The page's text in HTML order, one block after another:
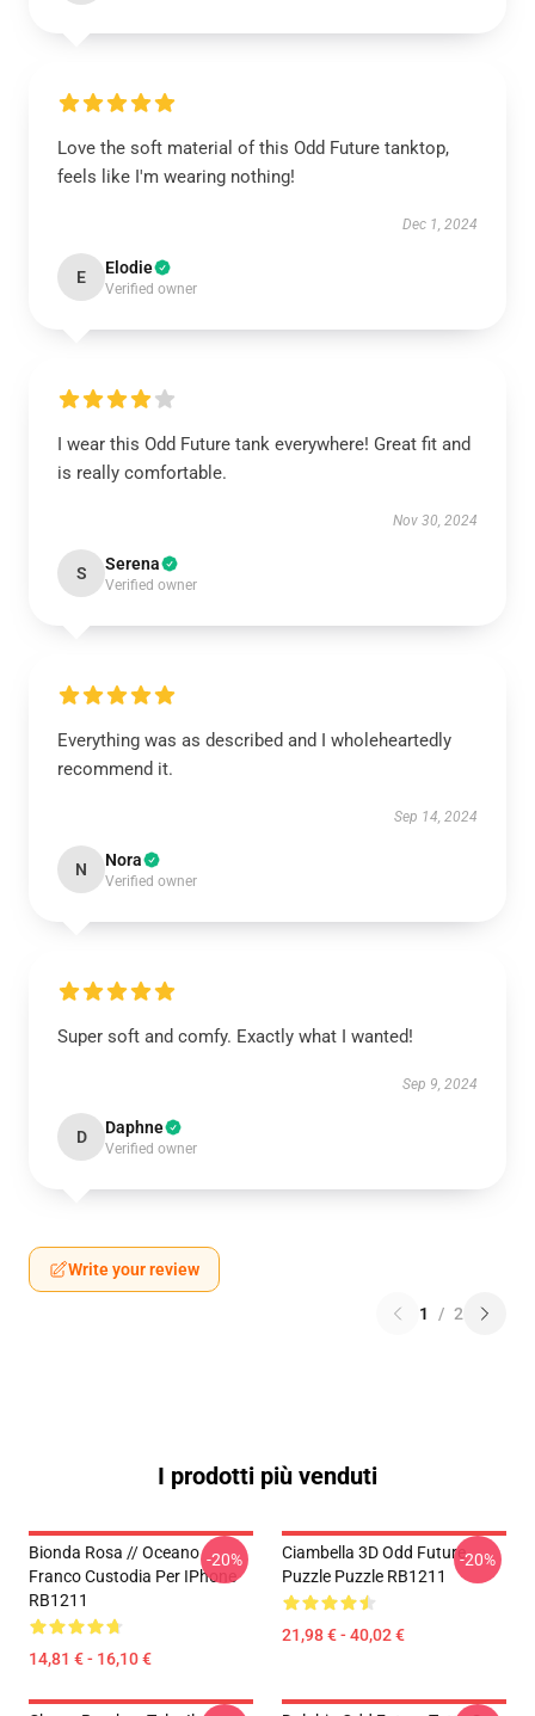
Love the soft material of this Odd Future tanktop,
feels like I'm wearing nothing!
Dec 1, 2024
E Elodie
Verified owner
I wear this Odd Future tank everywhere! Great fit and
is really comfortable.
Nov 30, 2024
S Serena
Verified owner
Everything was as described and I wholeheartedly
recommend it.
Sep 14, 2024
N Nora
Verified owner
Super soft and comfy. Exactly what I wanted!
Sep 9, 2024
D Daphne
Verified owner
Write your review
1 / 2
I prodotti più venduti
Bionda Rosa // Oceano
Franco Custodia Per IPhone
RB1211
14,81 € - 16,10 €
-20%
Ciambella 3D Odd Future
Puzzle Puzzle RB1211
21,98 € - 40,02 €
-20%